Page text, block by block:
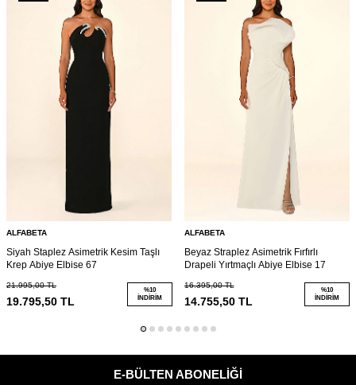
ALFABETA
Siyah Staplez Asimetrik Kesim Taşlı
Krep Abiye Elbise 67
21.995,00TL
19.795,50 TL
%10
İNDIRIM
ALFABETA
Beyaz Straplez Asimetrik Fırfırlı
Drapeli Yırtmaçlı Abiye Elbise 17
16.395,00TL
14.755,50TL
%10
İNDIRIM
E-BÜLTEN ABONELIĞI